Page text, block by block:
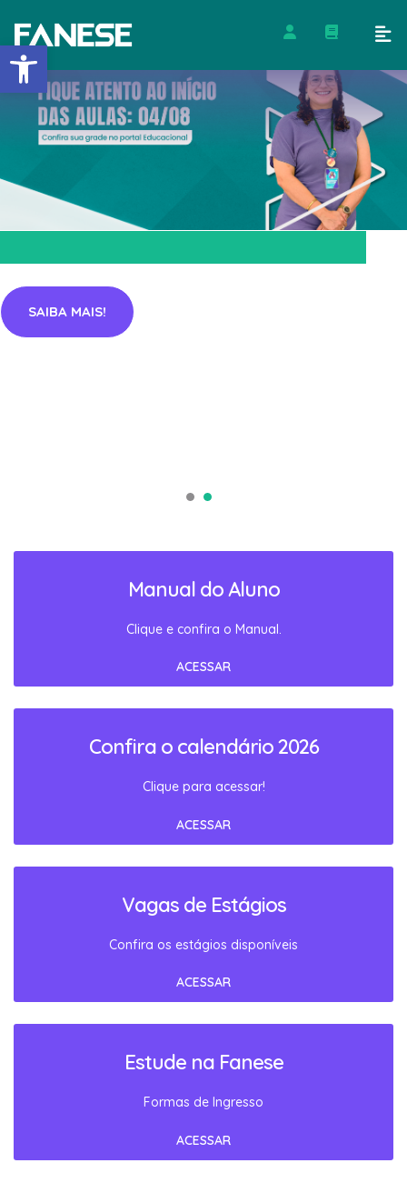
Barra de Ferramentas
SAIBA MAIS!
Manual do Aluno
Clique e confira o Manual.
ACESSAR
Confira o calendário 2026
Clique para acessar!
ACESSAR
Vagas de Estágios
Confira os estágios disponíveis
ACESSAR
Estude na Fanese
Formas de Ingresso
ACESSAR